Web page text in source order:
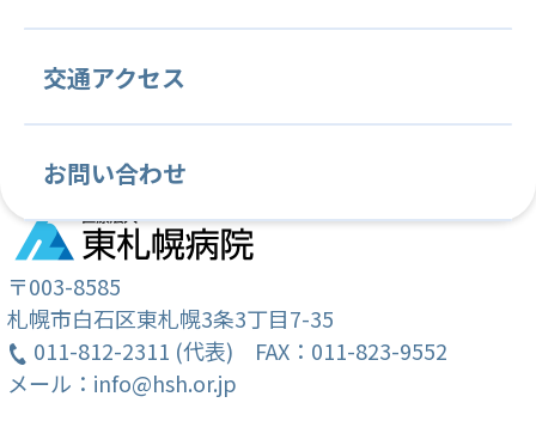
病院施設案内
常勤医師紹介
クリニカルインディケーター
消化器内科
脳神経内科 放射線科
消化器外科
緩和ケア外科 整形外科
診療情報管理部門
輸血部 病理診断部
臨床検査部
薬剤課
栄養課
がん相談支援センター (地域連携室・MSW)
看護部
クリニカルラダー
教育計画
当院関連文書
各種ご依頼について
臨床研修のご案内
交通アクセス
お問い合わせ
〒003-8585
札幌市白石区東札幌3条3丁目7-35
011-812-2311 (代表) FAX：011-823-9552
メール：info@hsh.or.jp